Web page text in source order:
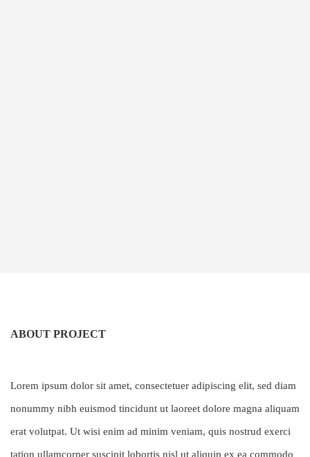
ABOUT PROJECT
Lorem ipsum dolor sit amet, consectetuer adipiscing elit, sed diam
nonummy nibh euismod tincidunt ut laoreet dolore magna aliquam
erat volutpat. Ut wisi enim ad minim veniam, quis nostrud exerci
tation ullamcorper suscipit lobortis nisl ut aliquip ex ea commodo